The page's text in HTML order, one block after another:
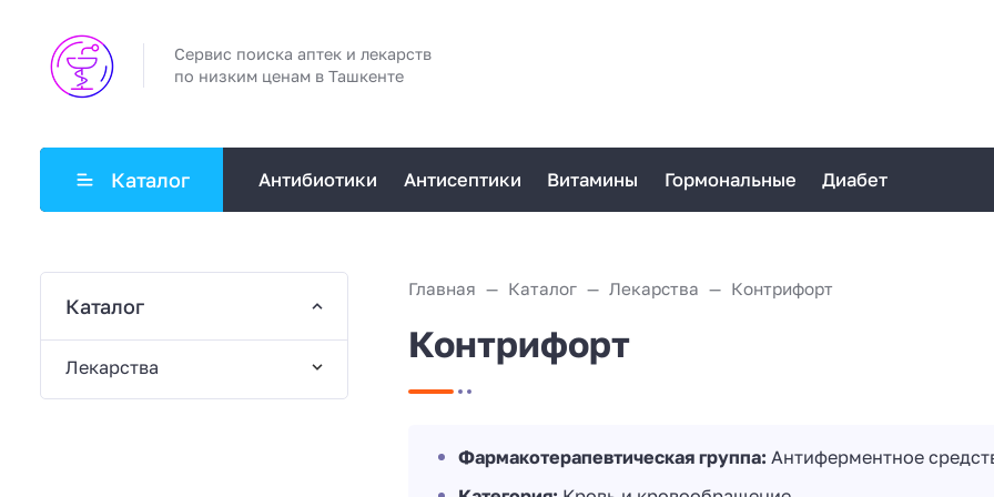
Сервис поиска аптек и лекарств
по низким ценам в Ташкенте
Каталог Антибиотики Антисептики Витамины Гормональные Диабет
Главная Каталог Лекарства Контрифорт
Контрифорт
Фармакотерапевтическая группа: Антиферментное
Каталог
Лекарства